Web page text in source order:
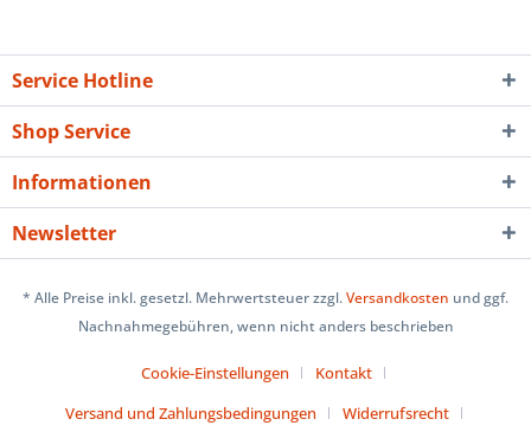
Service Hotline
Shop Service
Informationen
Newsletter
* Alle Preise inkl. gesetzl. Mehrwertsteuer zzgl.Versandkosten und ggf.
Nachnahmegebühren, wenn nicht anders beschrieben
Cookie-Einstellungen
Kontakt
Versand und Zahlungsbedingungen
Widerrufsrecht